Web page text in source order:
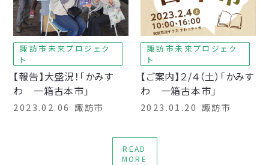
諏訪市未来プロジェク
ト
【報告】大盛況！「かみす
わ 一箱古本市」
2023.02.06 諏訪市
諏訪市未来プロジェク
ト
【ご案内】２/４（土）「かみす
わ 一箱古本市」
2023.01.20 諏訪市
READ
MORE